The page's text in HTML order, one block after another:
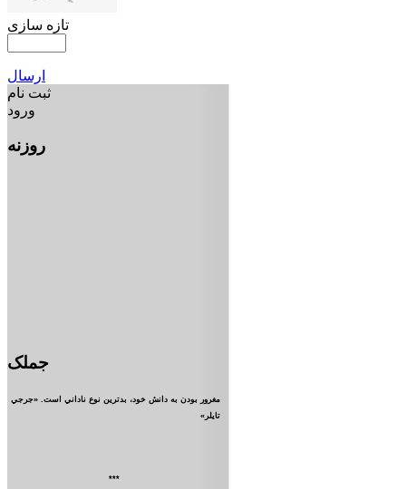
تازه سازی
ارسال
ثبت نام
ورود
روزنه
جملک
مغرور بودن به دانش خود، بدترين نوع ناداني است. «جرجي
تايلر»
***